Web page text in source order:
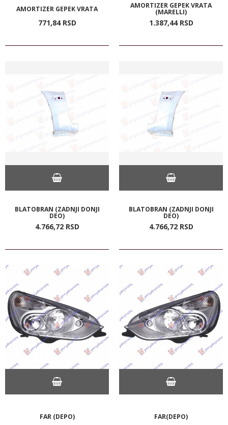
AMORTIZER GEPEK VRATA
771,84 RSD
AMORTIZER GEPEK VRATA
(MARELLI)
1.387,44 RSD
BLATOBRAN (ZADNJI DONJI
DEO)
4.766,72 RSD
BLATOBRAN (ZADNJI DONJI
DEO)
4.766,72 RSD
FAR (DEPO) FAR(DEPO)